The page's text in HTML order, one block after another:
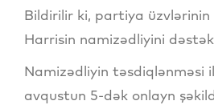
Bildirilir ki, partiya
Harrisin namizədliyini
Namizədliyin təsdiqlənməsi
avqustun 5-dək onlayn